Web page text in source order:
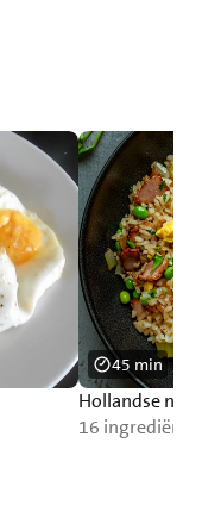
Hollandse nasi
16
45 min